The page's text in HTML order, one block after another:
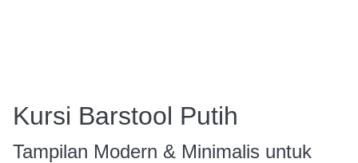
Kursi Barstool Putih
Tampilan Modern & Minimalis untuk